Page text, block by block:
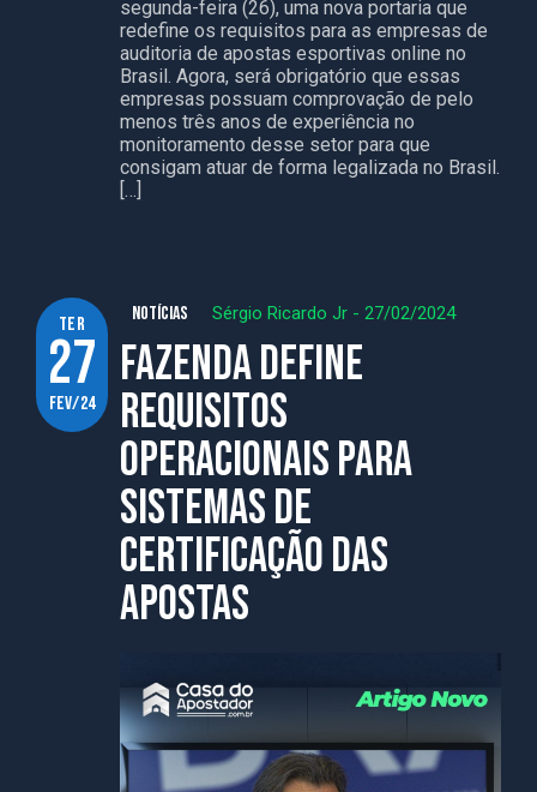
segunda-feira (26), uma nova portaria que
redefine os requisitos para as empresas de
auditoria de apostas esportivas online no
Brasil. Agora, será obrigatório que essas
empresas possuam comprovação de pelo
menos três anos de experiência no
monitoramento desse setor para que
consigam atuar de forma legalizada no Brasil.
[…]
ter
27
fev/24
NOTÍCIAS Sérgio Ricardo Jr - 27/02/2024
Fazenda define
requisitos
operacionais para
sistemas de
certificação das
apostas